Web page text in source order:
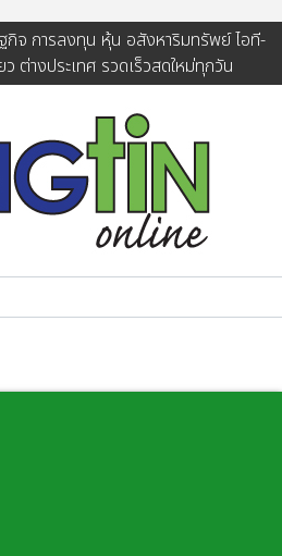
จ การลงทุน หุ้น อสังหาริมทรัพย์ ไอที-
ต่างประเทศ รวดเร็วสดใหม่ทุกวัน